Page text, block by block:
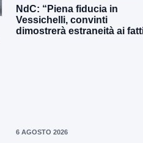
NdC: “Piena fiducia in
Vessichelli, convinti
dimostrerà estraneità ai
6 AGOSTO 2026